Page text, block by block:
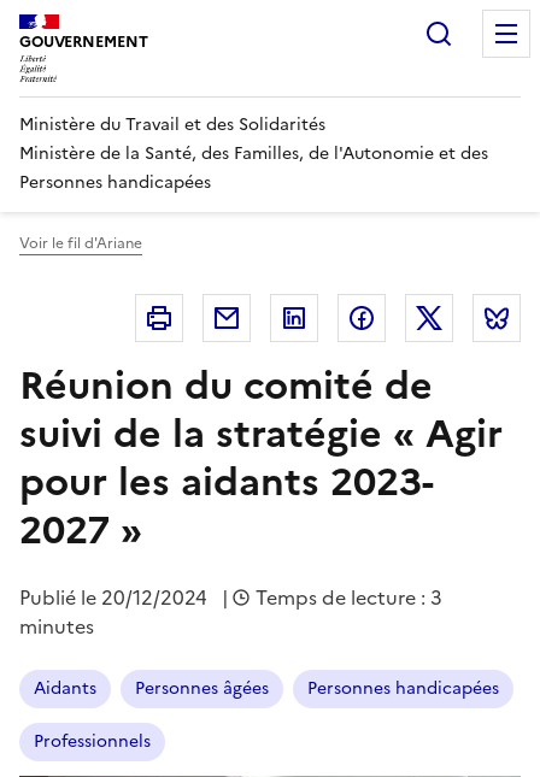
Panneau de gestion des cookies
GOUVERNEMENT
Ministère du Travail et des Solidarités
Ministère de la Santé, des Familles, de l'Autonomie et des
Personnes handicapées
Voir le fil d'Ariane
Imprimer Courriel Linkedin FacebookTwitter
Réunion du comité de
suivi de la stratégie « Agir
pour les aidants 2023-
2027 »
Publié le 20/12/2024 |
Temps de lecture : 3
minutes
Aidants Personnes âgées Personnes handicapées
Professionnels